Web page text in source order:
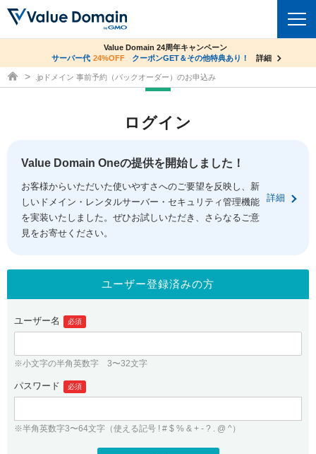
ドメイントップ
ドメイン移管
ドメイン価格一覧
ドメイン一括検索
.jpドメインオークション
gTLDオークション NEW!
.jpドメインバックオーダー
プレミアムドメイン
人気ドメインの種類
WHOIS検索
コアサーバー
バリューサーバー
XREA
セキュリティトップ
Value Domain ネットde診断
SSL証明書
サービストップ
お得意様割引
紹介制度
バリュードメインAPI
ドメイン・ホスティングOEM
facebook
ログイン
従来のバリュードメインをご利用希望の方
Value Domainにログイン
ユーザー登録
co.jpドメイン✕コアサーバーV2ビジネス応援キャンペーン
サーバー料金1年間無料
詳細
Value Domain 24周年キャンペーン
サーバー代 24%OFF クーポンGET＆その他特典あり！ 詳細
ドメイン取得ならバリュードメイン
.jpドメイン 事前予約（バックオーダー）のお申込み
ログイン
Value Domain Oneの提供を開始しました！
お客様からいただいた使いやすさへのご要望を反映し、新
しいドメイン・レンタルサーバー・セキュリティ管理機能
を実装いたしました。ぜひお試しいただき、さらなるご意
見をお寄せください。
詳細
ユーザー登録済みの方
ユーザー名 必須
※小文字の半角英数字 3〜32文字
パスワード 必須
※半角英数字3〜64文字（使える記号 ! # $ % & + - ? . @ ^）